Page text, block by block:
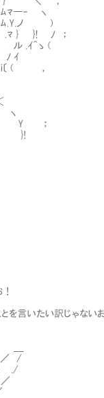
/ .ﾑﾏ―‐ ヽ パ
ﾑ.Y.ノ )
ﾏ } }! ﾉ ； お金
(
も嫌だっ
( ，
；
}!
い訳じゃないお
/
./